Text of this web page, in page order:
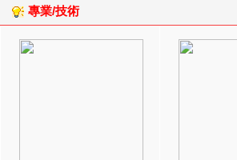
專業/技術